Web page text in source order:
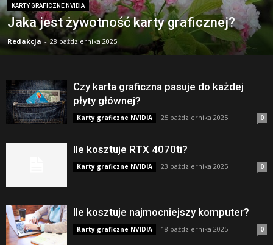
KARTY GRAFICZNE NVIDIA
Jaka jest żywotność karty graficznej?
Redakcja - 28 października 2025
Czy karta graficzna pasuje do każdej
płyty głównej?
Karty graficzne NVIDIA 25 października 2025 0
Ile kosztuje RTX 4070ti?
Karty graficzne NVIDIA 23 października 2025 0
Ile kosztuje najmocniejszy komputer?
Karty graficzne NVIDIA 18 października 2025 0